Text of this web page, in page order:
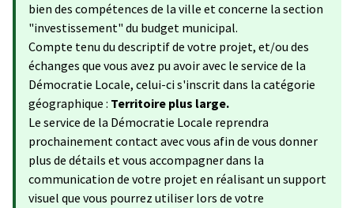
bien des compétences de la ville et concerne la section
"investissement" du budget municipal.
Compte tenu du descriptif de votre projet, et/ou des
échanges que vous avez pu avoir avec le service de la
Démocratie Locale, celui-ci s'inscrit dans la catégorie
géographique : Territoire plus large.
Le service de la Démocratie Locale reprendra
prochainement contact avec vous afin de vous donner
plus de détails et vous accompagner dans la
communication de votre projet en réalisant un support
visuel que vous pourrez utiliser lors de votre